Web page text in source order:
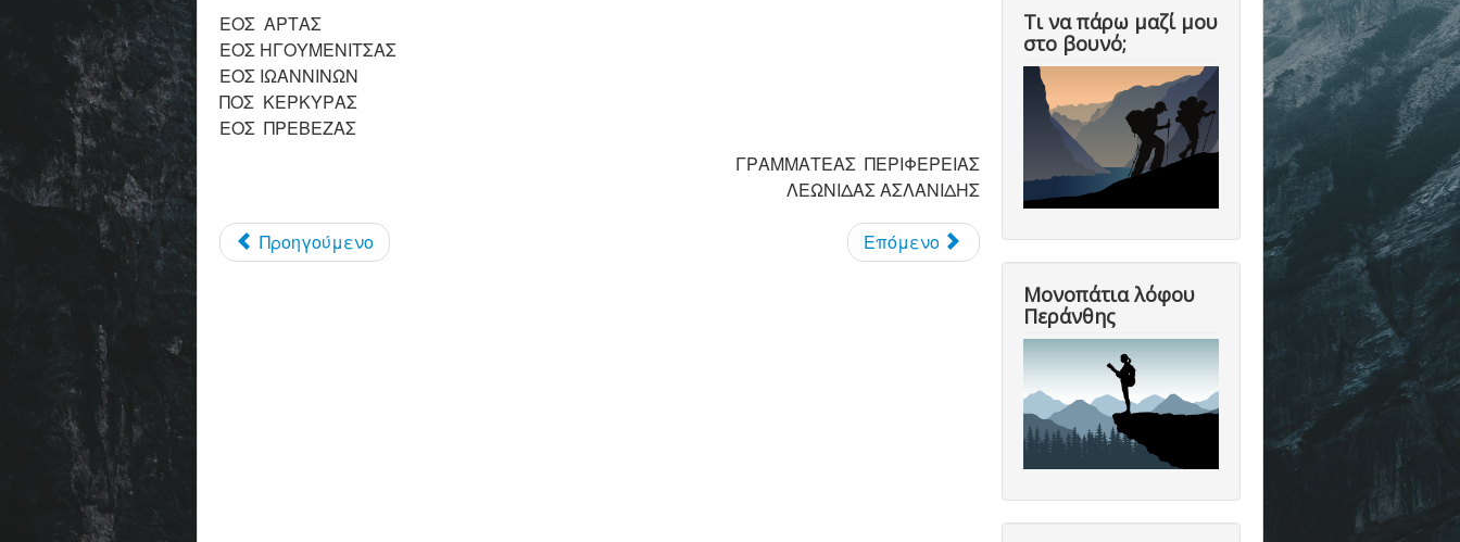
ΕΟΣ ΑΡΤΑΣ
ΕΟΣ ΗΓΟΥΜΕΝΙΤΣΑΣ
ΕΟΣ ΙΩΑΝΝΙΝΩΝ
ΠΟΣ ΚΕΡΚΥΡΑΣ
ΕΟΣ ΠΡΕΒΕΖΑΣ
ΓΡΑΜΜΑΤΕΑΣ ΠΕΡΙΦΕΡΕΙΑΣ
ΛΕΩΝΙΔΑΣ ΑΣΛΑΝΙΔΗΣ
Προηγούμενο Επόμενο
Τι να πάρω μαζί μου
στο βουνό;
Μονοπάτια λόφου
Περάνθης